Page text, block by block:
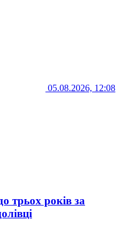
05.08.2026, 12:08
трьох років за